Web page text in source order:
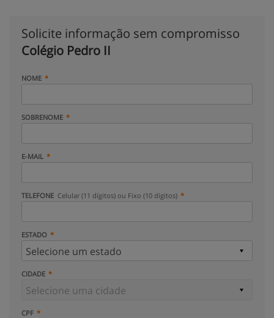
Solicite informação sem compromisso
Colégio Pedro II
NOME
SOBRENOME
E-MAIL
TELEFONE Celular (11 dígitos) ou Fixo (10 dígitos)
ESTADO
CIDADE
CPF